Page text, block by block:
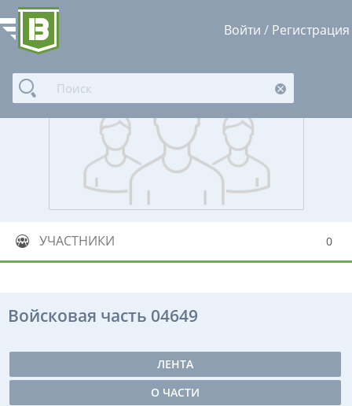
Войти / Регистрация
УЧАСТНИКИ 0
Войсковая часть 04649
ЛЕНТА
О ЧАСТИ